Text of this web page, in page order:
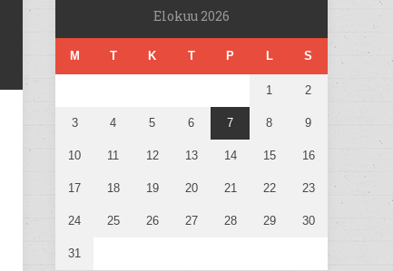
Elokuu 2026
M T K T P L S
1 2
3 4 5 6 7 8 9
10 11 12 13 14 15 16
17 18 19 20 21 22 23
24 25 26 27 28 29 30
31